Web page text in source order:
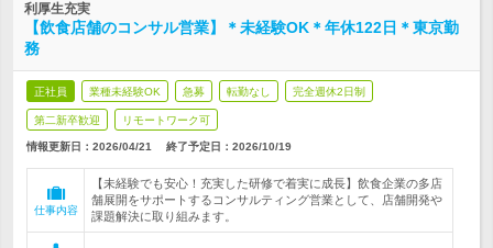
利厚生充実
【飲食店舗のコンサル営業】＊未経験OK＊年休122日＊東京勤
務
正社員 業種未経験OK 急募 転勤なし 完全週休2日制
第二新卒歓迎 リモートワーク可
情報更新日：2026/04/21 終了予定日： 2026/10/19
仕事内容
【未経験でも安心！充実した研修で着実に成長】飲食企業の多店
舗展開をサポートするコンサルティング営業として、店舗開発や
課題解決に取り組みます。